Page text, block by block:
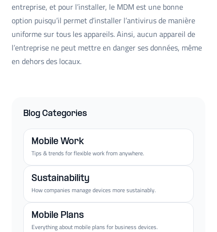
entreprise, et pour l’installer, le MDM est une bonne
option puisqu’il permet d’installer l’antivirus de manière
uniforme sur tous les appareils. Ainsi, aucun appareil de
l’entreprise ne peut mettre en danger ses données, même
en dehors des locaux.
Blog Categories
Mobile Work
Tips & trends for flexible work from anywhere.
Sustainability
How companies manage devices more sustainably.
Mobile Plans
Everything about mobile plans for business devices.